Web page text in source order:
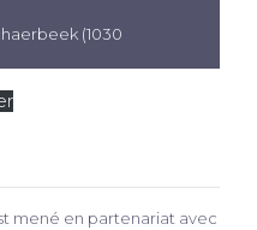
(1030
mené en partenariat avec